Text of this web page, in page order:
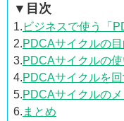
▼目次
1. ビジネスで使う「
2.PDCAサイクルの目
3.PDCAサイクルの
4.PDCAサイクルを
5.PDCAサイクルの
6. まとめ